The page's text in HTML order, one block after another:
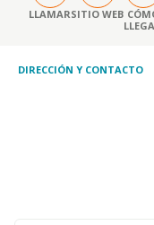
LLAMARSITIO WEB
DIRECCIÓN Y CONTACTO